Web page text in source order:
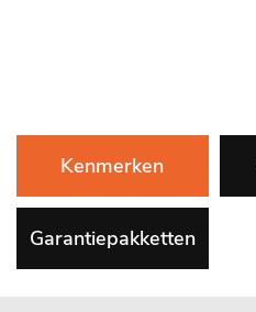
Kenmerken
Garantiepakketten